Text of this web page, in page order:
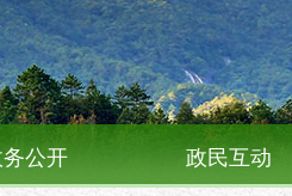
公开 政民互动